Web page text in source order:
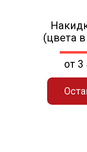
(цвета
от 3